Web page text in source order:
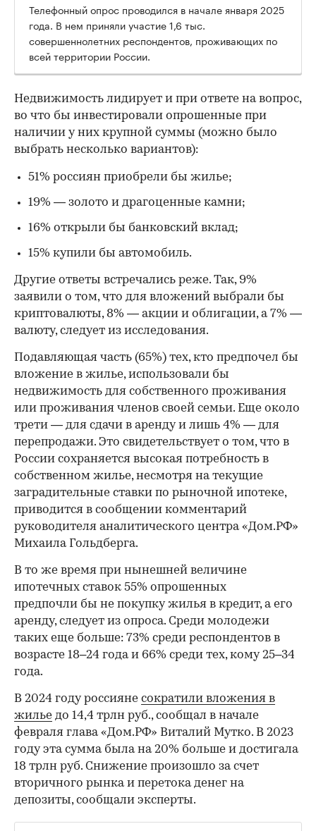
Телефонный опрос проводился в начале января 2025
года. В нем приняли участие 1,6 тыс.
совершеннолетних респондентов, проживающих по
всей территории России.
Недвижимость лидирует и при ответе на вопрос,
во что бы инвестировали опрошенные при
наличии у них крупной суммы (можно было
выбрать несколько вариантов):
51% россиян приобрели бы жилье;
19% — золото и драгоценные камни;
16% открыли бы банковский вклад;
15% купили бы автомобиль.
Другие ответы встречались реже. Так, 9%
заявили о том, что для вложений выбрали бы
криптовалюты, 8% — акции и облигации, а 7% —
валюту, следует из исследования.
Подавляющая часть (65%) тех, кто предпочел бы
вложение в жилье, использовали бы
недвижимость для собственного проживания
или проживания членов своей семьи. Еще около
трети — для сдачи в аренду и лишь 4% — для
перепродажи. Это свидетельствует о том, что в
России сохраняется высокая потребность в
собственном жилье, несмотря на текущие
заградительные ставки по рыночной ипотеке,
приводится в сообщении комментарий
руководителя аналитического центра «Дом.РФ»
Михаила Гольдберга.
В то же время при нынешней величине
ипотечных ставок 55% опрошенных
предпочли бы не покупку жилья в кредит, а его
аренду, следует из опроса. Среди молодежи
таких еще больше: 73% среди респондентов в
возрасте 18–24 года и 66% среди тех, кому 25–34
года.
В 2024 году россияне сократили вложения в
жилье до 14,4 трлн руб., сообщал в начале
февраля глава «Дом.РФ» Виталий Мутко. В 2023
году эта сумма была на 20% больше и достигала
18 трлн руб. Снижение произошло за счет
вторичного рынка и перетока денег на
депозиты, сообщали эксперты.